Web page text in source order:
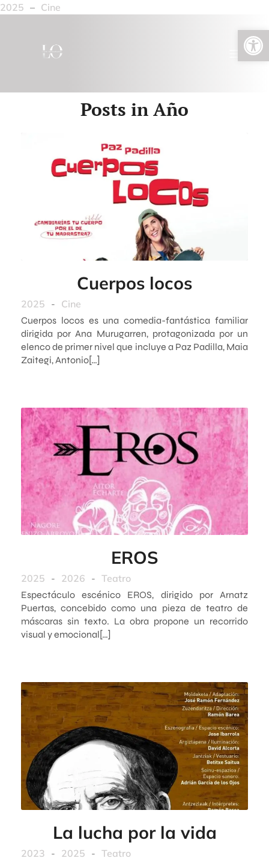
Abrir barra de herramientas
2025 – Cine
Posts in Año
Cuerpos locos
2025 - Cine
Cuerpos locos es una comedia-fantástica familiar
dirigida por Ana Murugarren, protagonizada por un
elenco de primer nivel que incluye a Paz Padilla, Maia
Zaitegi, Antonio[…]
EROS
2025 - 2026 - Teatro
Espectáculo escénico EROS, dirigido por Arnatz
Puertas, concebido como una pieza de teatro de
máscaras sin texto. La obra propone un recorrido
visual y emocional[…]
La lucha por la vida
2023 - 2025 - Teatro